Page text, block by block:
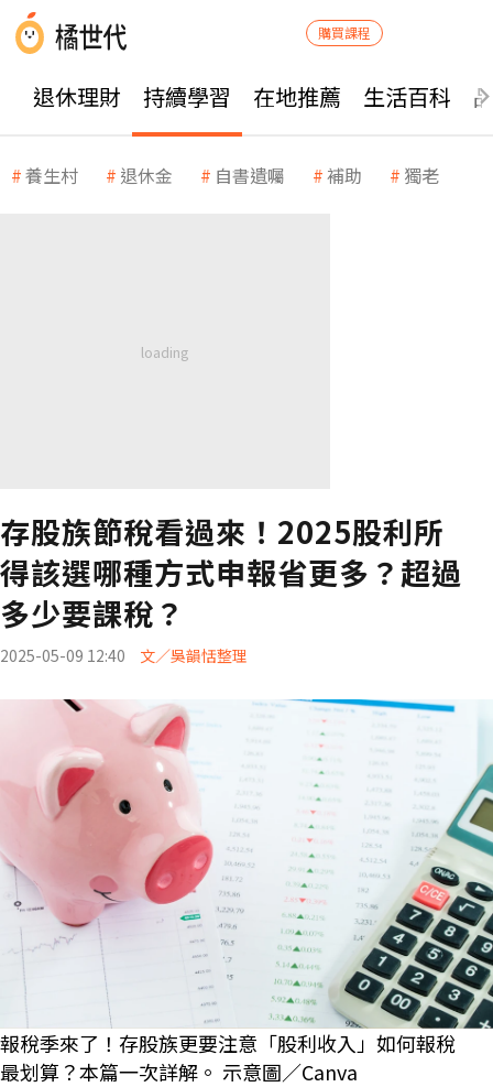
購買課程
退休理財 持續學習 在地推薦 生活百科
養生村 退休金 自書遺囑 補助 獨老
存股族節稅看過來！2025股利所
得該選哪種方式申報省更多？超過
多少要課稅？
2025-05-09 12:40 文／吳韻恬整理
報稅季來了！存股族更要注意「股利收入」如何報稅
最划算？本篇一次詳解。 示意圖／Canva